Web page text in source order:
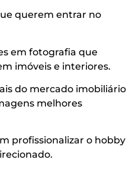
querem entrar no
em fotografia que
imóveis e interiores.
do mercado imobiliário
melhores
profissionalizar o hobby